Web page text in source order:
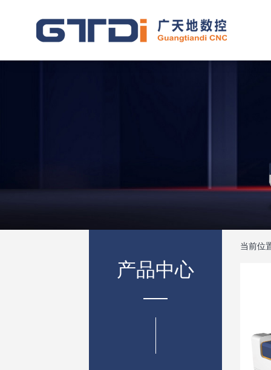
产品中心
当前位